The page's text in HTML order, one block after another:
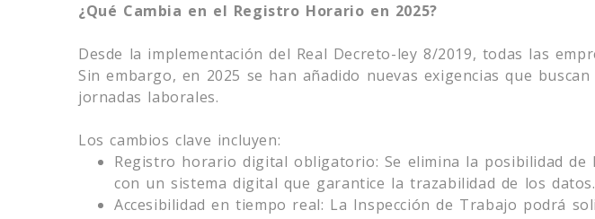
¿Qué Cambia en el Registro Horario en 2025?
Desde la implementación del Real Decreto-ley 8/2019, todas las
Sin embargo, en 2025 se han añadido nuevas exigencias que
jornadas laborales.
Los cambios clave incluyen:
Registro horario digital obligatorio: Se elimina la posibilidad
con un sistema digital que garantice la trazabilidad de los datos.
Accesibilidad en tiempo real: La Inspección de Trabajo podrá